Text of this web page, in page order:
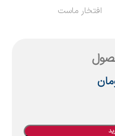
افتخار ماست